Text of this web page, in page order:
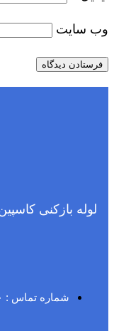
وب‌ سایت
شماره تماس : ۰۹۱۲۷۶۰۹۵۰۰ آقای بهروز رجبی